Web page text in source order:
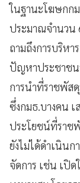
ในฐานะโฆษกก
ประมาณจำนวน
ถามถึงการบริหา
ปัญหาประชาชน
การนำที่ราชพัส
ซึ่งกมธ.บางคน
ประโยชน์ที่ราช
ยังไม่ได้ดำเนินก
จัดการ เช่น เปิ